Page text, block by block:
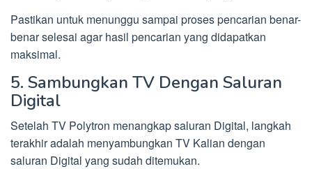
Pastikan untuk menunggu sampai proses pencarian benar-
benar selesai agar hasil pencarian yang didapatkan
maksimal.
5. Sambungkan TV Dengan Saluran
Digital
Setelah TV Polytron menangkap saluran Digital, langkah
terakhir adalah menyambungkan TV Kalian dengan
saluran Digital yang sudah ditemukan.